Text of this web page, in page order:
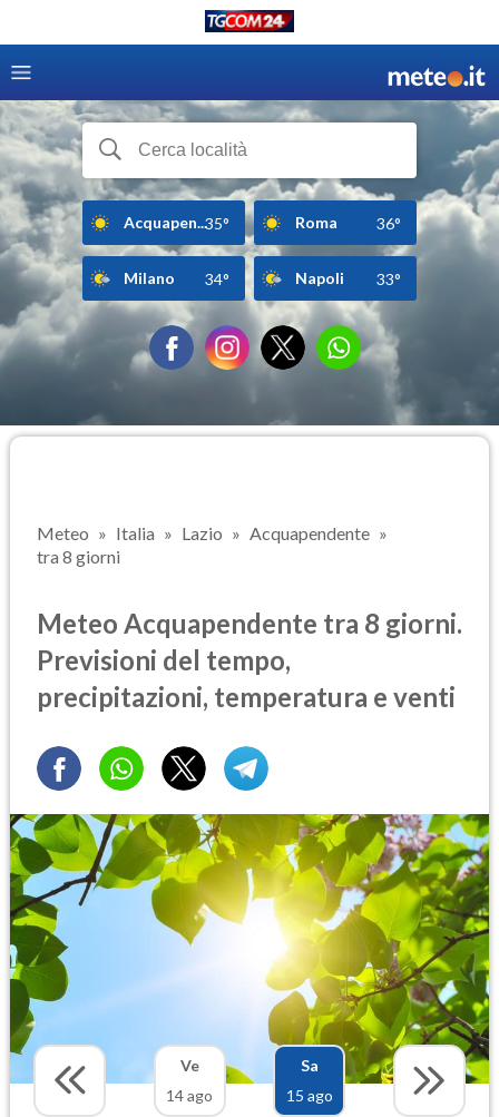
Acquapen...35° Roma 36°
Milano 34° Napoli 33°
Meteo Italia Lazio
Acquapendente
tra 8 giorni
Meteo Acquapendente tra 8 giorni.
Previsioni del tempo,
precipitazioni, temperatura e venti
Ve
14 ago
Sa
15 ago